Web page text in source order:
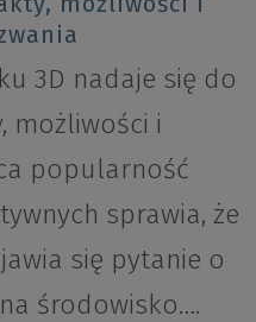
3D nadaje się do
możliwości i
popularność
sprawia, że
się pytanie o
środowisko….